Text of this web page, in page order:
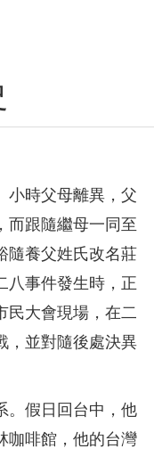
小時父母離異，父
而跟隨繼母一同至
隨養父姓氏改名莊
八事件發生時，正
民大會現場，在二
，並對隨後處決異
。假日回台中，他
咖啡館，他的台灣